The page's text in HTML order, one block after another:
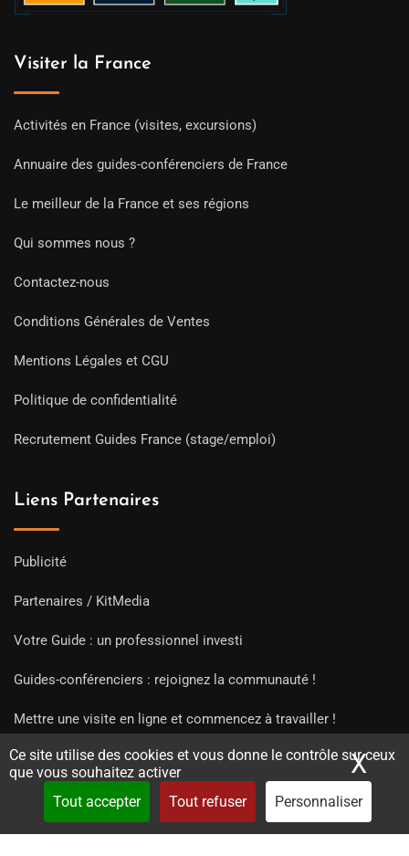
Ce site utilise des cookies et vous donne le contrôle sur ceux
que vous souhaitez activer
Tout accepter
Tout refuser Personnaliser
X
Visiter la France
Activités en France (visites, excursions)
Annuaire des guides-conférenciers de France
Le meilleur de la France et ses régions
Qui sommes nous ?
Contactez-nous
Conditions Générales de Ventes
Mentions Légales et CGU
Politique de confidentialité
Recrutement Guides France (stage/emploi)
Liens Partenaires
Publicité
Partenaires / KitMedia
Votre Guide : un professionnel investi
Guides-conférenciers : rejoignez la communauté !
Mettre une visite en ligne et commencez à travailler !